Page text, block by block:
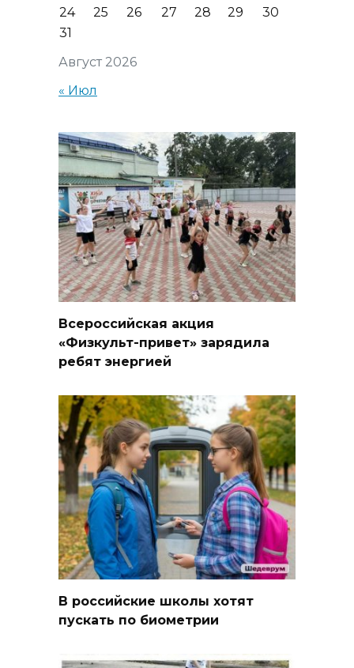
Август 2026
24
25 26 27 28 29
30
31
« Июл
Всероссийская акция
«Физкульт-привет» зарядила
ребят энергией
В российские школы хотят
пускать по биометрии